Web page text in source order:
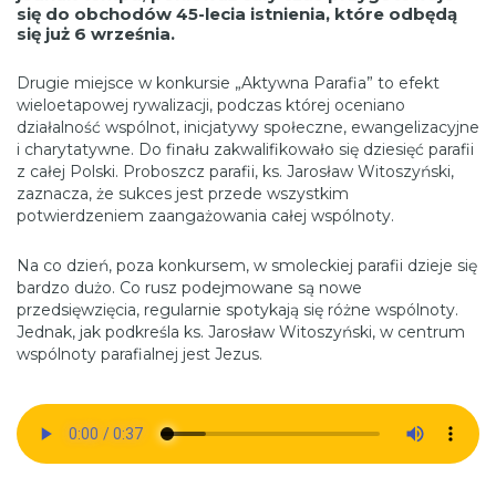
się do obchodów 45-lecia istnienia, które odbędą
się już 6 września.
Drugie miejsce w konkursie „Aktywna Parafia” to efekt
wieloetapowej rywalizacji, podczas której oceniano
działalność wspólnot, inicjatywy społeczne, ewangelizacyjne
i charytatywne. Do finału zakwalifikowało się dziesięć parafii
z całej Polski. Proboszcz parafii, ks. Jarosław Witoszyński,
zaznacza, że sukces jest przede wszystkim
potwierdzeniem zaangażowania całej wspólnoty.
Na co dzień, poza konkursem, w smoleckiej parafii dzieje się
bardzo dużo. Co rusz podejmowane są nowe
przedsięwzięcia, regularnie spotykają się różne wspólnoty.
Jednak, jak podkreśla ks. Jarosław Witoszyński, w centrum
wspólnoty parafialnej jest Jezus.